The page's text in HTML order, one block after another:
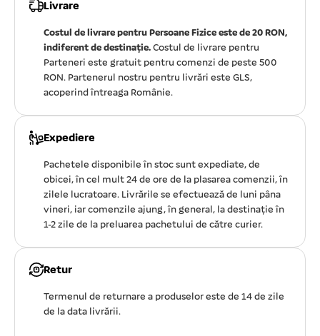
Livrare
Costul de livrare pentru Persoane Fizice este de 20 RON,
indiferent de destinație. Costul de livrare pentru
Parteneri este gratuit pentru comenzi de peste 500
RON. Partenerul nostru pentru livrări este GLS,
acoperind întreaga Românie.
Expediere
Pachetele disponibile în stoc sunt expediate, de
obicei, în cel mult 24 de ore de la plasarea comenzii, în
zilele lucratoare. Livrările se efectuează de luni pâna
vineri, iar comenzile ajung, în general, la destinație în
1-2 zile de la preluarea pachetului de către curier.
Retur
Termenul de returnare a produselor este de 14 de zile
de la data livrării.